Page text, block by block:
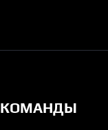
КОМАНДЫ